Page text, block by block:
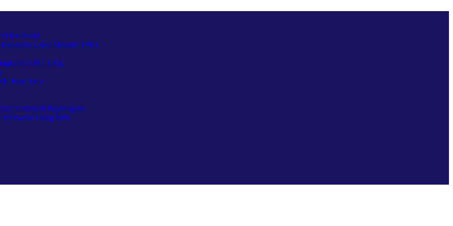
Ekonomi
Ekonomi Lokal Melalui TPID
LPG 3 Kg
Rest Area
Umum di Bojonegoro
Tiung Biru